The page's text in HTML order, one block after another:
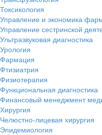
Токсикология
Управление и экономика
Управление сестринской
Ультразвуковая диагностика
Урология
Фармация
Фтизиатрия
Физиотерапия
Функциональная диагностика
Финансовый менеджмент
Хирургия
Челюстно-лицевая хирургия
Эпидемиология